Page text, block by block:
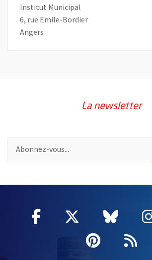
Institut Municipal
6, rue Emile-Bordier
Angers
La newsletter
Facebook
, Ouvre une
Twitter
, Ouvre
,
Pinterest
, Ouvre